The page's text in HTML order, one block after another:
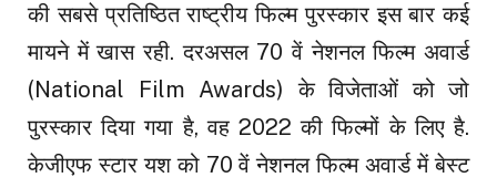
की सबसे प्रतिष्ठित राष्ट्रीय फिल्म पुरस्कार इस बार कई
मायने में खास रही. दरअसल 70 वें नेशनल फिल्म अवार्ड
(National Film Awards) के विजेताओं को जो
पुरस्कार दिया गया है, वह 2022 की फिल्मों के लिए है.
केजीएफ स्टार यश को 70 वें नेशनल फिल्म अवार्ड में बेस्ट